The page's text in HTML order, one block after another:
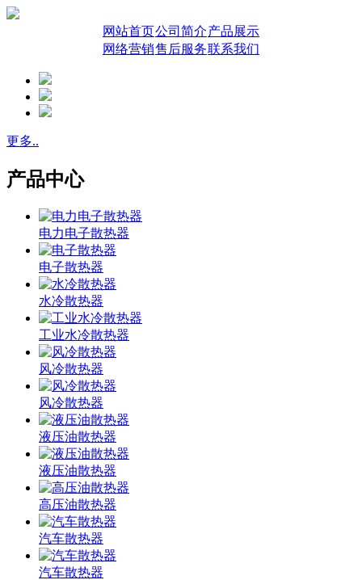
网站首页公司简介产品展示
网络营销售后服务联系我们
更多..
产品中心
电力电子散热器
电子散热器
水冷散热器
工业水冷散热器
风冷散热器
风冷散热器
液压油散热器
液压油散热器
高压油散热器
汽车散热器
汽车散热器